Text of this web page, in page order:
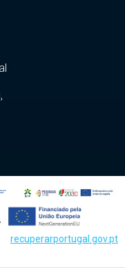
recuperarportugal.gov.pt